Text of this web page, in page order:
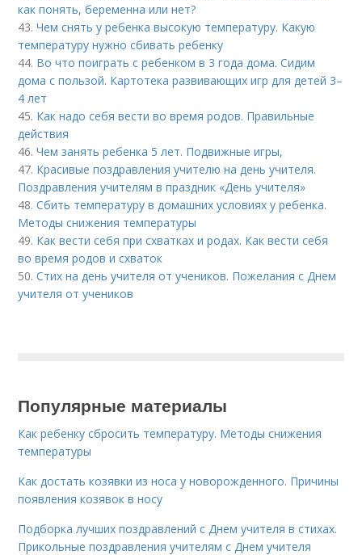
как понять, беременна или нет?
43.Чем снять у ребенка высокую температуру. Какую
температуру нужно сбивать ребенку
44. Во что поиграть с ребенком в 3 года дома. Сидим
дома с пользой. Картотека развивающих игр для детей 3–
4 лет
45. Как надо себя вести во время родов. Правильные
действия
46.Чем занять ребенка 5 лет. Подвижные игры,
47. Красивые поздравления учителю на день учителя.
Поздравления учителям в праздник «День учителя»
48.Сбить температуру в домашних условиях у ребенка.
Методы снижения температуры
49. Как вести себя при схватках и родах. Как вести себя
во время родов и схваток
50.Стих на день учителя от учеников. Пожелания с Днем
учителя от учеников
Популярные материалы
Как ребенку сбросить температуру. Методы снижения
температуры
Как достать козявки из носа у новорожденного. Причины
появления козявок в носу
Подборка лучших поздравлений с Днем учителя в стихах.
Прикольные поздравления учителям с Днем учителя